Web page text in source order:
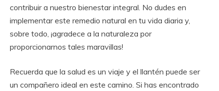
contribuir a nuestro bienestar integral. No dudes en
implementar este remedio natural en tu vida diaria y,
sobre todo, ¡agradece a la naturaleza por
proporcionarnos tales maravillas!
Recuerda que la salud es un viaje y el llantén puede ser
un compañero ideal en este camino. Si has encontrado